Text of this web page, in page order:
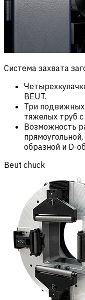
Система захвата
BEUT.
Три
тяжелых труб
Возможность
образной и D-
Beut chuck